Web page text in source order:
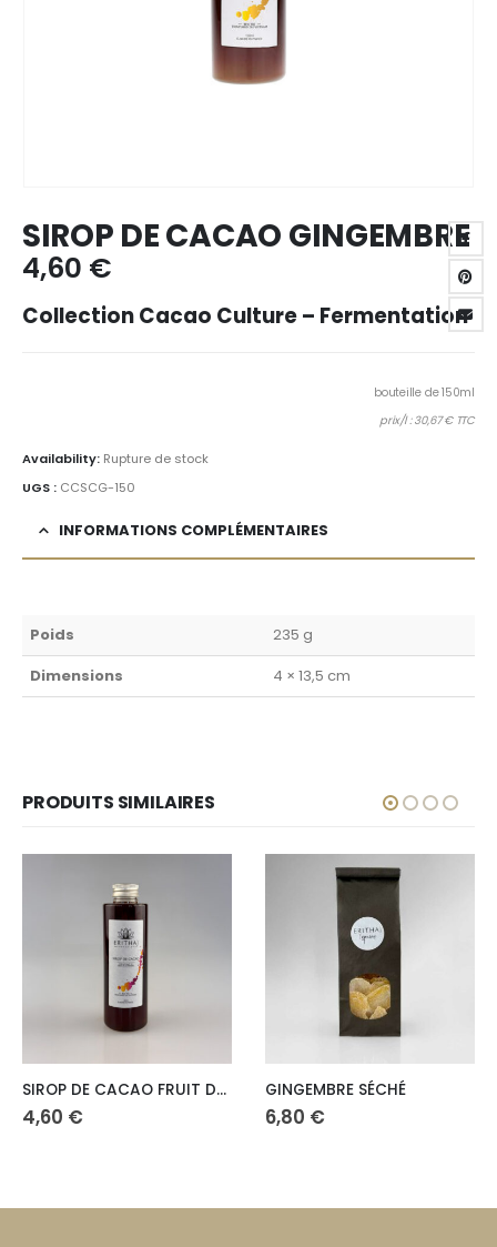
SIROP DE CACAO GINGEMBRE
4,60 €
Collection Cacao Culture – Fermentation
bouteille de 150ml
prix/l : 30,67 € TTC
Availability: Rupture de stock
UGS : CCSCG-150
INFORMATIONS COMPLÉMENTAIRES
Poids
235 g
Dimensions
4 × 13,5 cm
PRODUITS SIMILAIRES
SIROP DE CACAO FRUIT DE LA PASSION GINGEMBRE SÉCHÉ
6,80 4,30